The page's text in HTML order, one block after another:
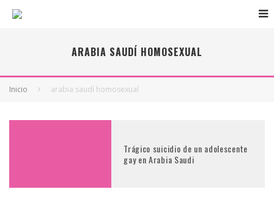
ARABIA SAUDÍ HOMOSEXUAL
Inicio arabia saudí homosexual
Trágico suicidio de un adolescente
gay en Arabia Saudi